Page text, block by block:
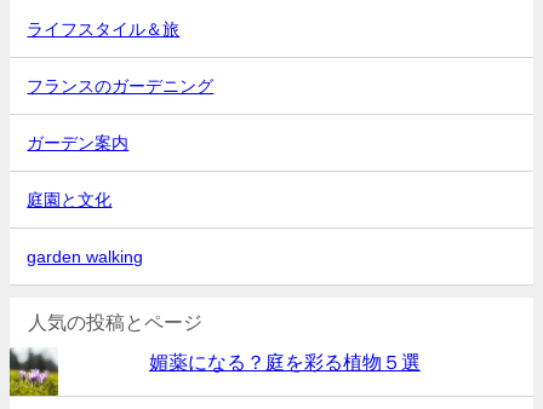
ライフスタイル＆旅
フランスのガーデニング
ガーデン案内
庭園と文化
garden walking
人気の投稿とページ
媚薬になる？庭を彩る植物５選